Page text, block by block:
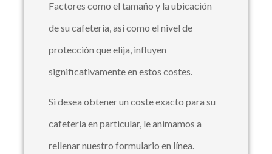
Factores como el tamaño y la ubicación
de su cafetería, así como el nivel de
protección que elija, influyen
significativamente en estos costes.
Si desea obtener un coste exacto para su
cafetería en particular, le animamos a
rellenar nuestro formulario en línea.